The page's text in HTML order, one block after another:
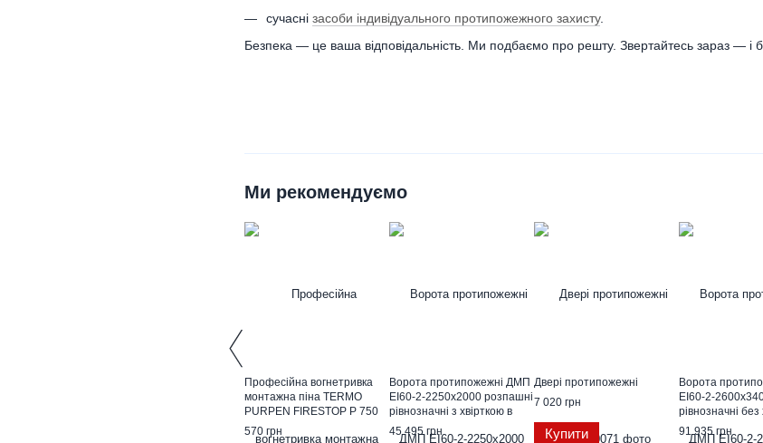
сучасні засоби індивідуального протипожежного захисту.
Безпека — це ваша відповідальність. Ми подбаємо про решту. Звертайтесь зараз — і
Ми рекомендуємо
Професійна вогнетривка
монтажна піна TERMO
PURPEN FIRESTOP P 750
ml
570 грн
Ворота протипожежні ДМП
EI60-2-2250х2000 розпашні
рівнозначні з хвірткою в
роб. стулці ЄвроСтандарт
45 495 грн
Двері протипожежні
7 020 грн
Купити
Ворота
EI60-2-
рівнозначні без
ЄвроСтандарт
91 935 грн